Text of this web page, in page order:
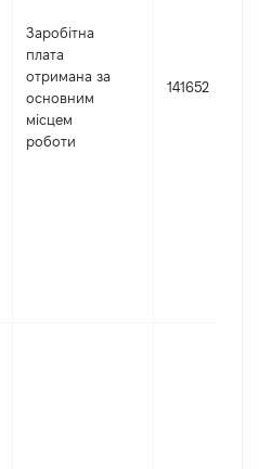
Заробітна
плата
отримана за
основним
місцем
роботи
141652